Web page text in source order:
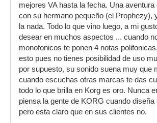
mejores VA hasta la fecha. Una
con su hermano pequeño (el Prophezy),
la nada. Todo lo que vino luego, a mi
desear en muchos aspectos ... cuando
monofonicos te ponen 4 notas
esto pues no tienes posibilidad de uso
por supuesto, su sonido suena muy que
cuando escuchas otras marcas te das
todo lo que brilla en Korg es oro. Nunca
piensa la gente de KORG cuando diseña
pero esta claro que en sus clientes no.